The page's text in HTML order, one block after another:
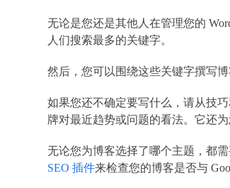
无论是您还是其他人在管理您的
人们搜索最多的关键字。
然后，您可以围绕这些关键字撰写
如果您还不确定要写什么，请从技
牌对最近趋势或问题的看法。它还
无论您为博客选择了哪个主题，都需
SEO 插件来检查您的博客是否与